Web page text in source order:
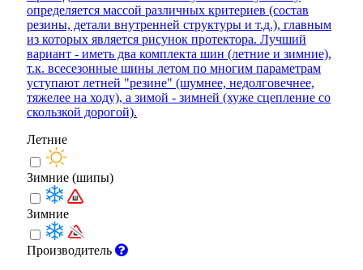
определяется массой различных критериев (состав
резины, детали внутренней структуры и т.д.), главным
из которых является рисунок протектора. Лучший
вариант - иметь два комплекта шин (летние и зимние),
т.к. всесезонные шины летом по многим параметрам
уступают летней "резине" (шумнее, недолговечнее,
тяжелее на ходу), а зимой - зимней (хуже сцепление со
скользкой дорогой).
Летние
Зимние (шипы)
Зимние
Производитель